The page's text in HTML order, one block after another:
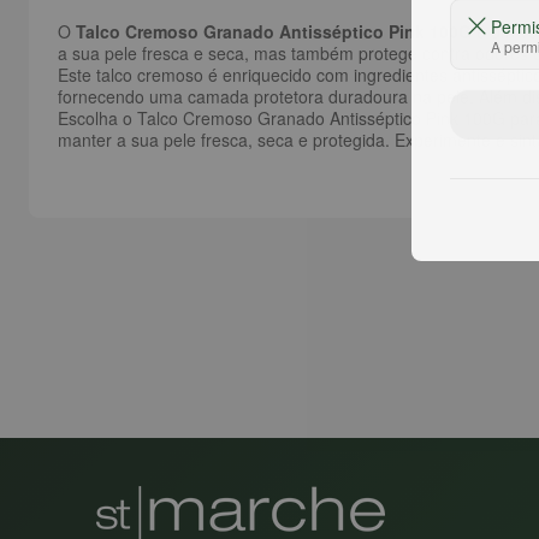
O Talco Cremoso Granado Antisséptico Pink 100Gé um
a sua pele fresca e seca, mas também protege contra
Este talco cremoso é enriquecido com ingredientes
fornecendo uma camada protetora duradoura na pele. Além
Escolha o Talco Cremoso Granado Antisséptico Pink 100G
manter a sua pele fresca, seca e protegida. Experimente e
A